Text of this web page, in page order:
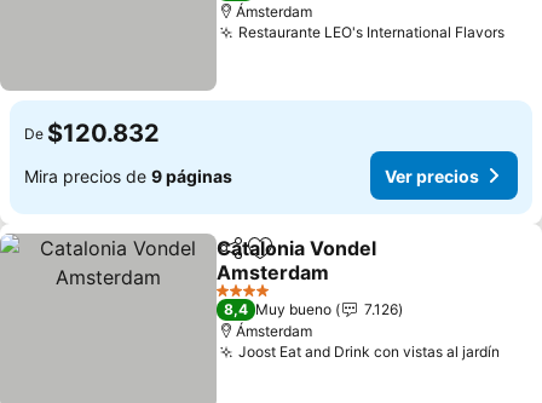
Ámsterdam
Restaurante LEO's International FlavorsVer
De $120.832
Mira precios de 9 páginas Ver precios
CompartirAgregar a favoritos
Catalonia Vondel
Amsterdam
Ver precios
4 Estrellas
8,4 Muy bueno
7.126
Ámsterdam
Joost Eat and Drink con vistas al jardín